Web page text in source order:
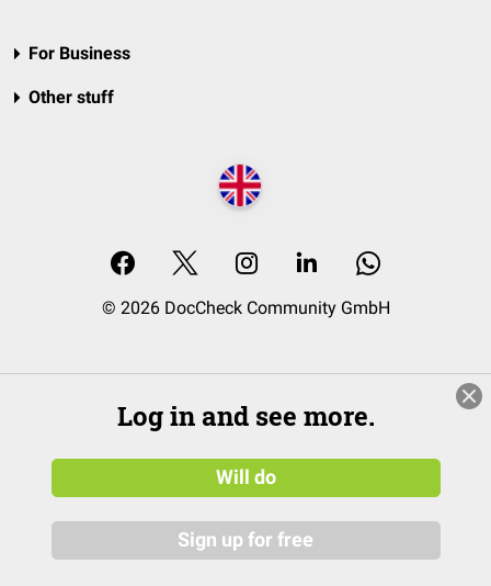
For Business
Other stuff
© 2026 DocCheck Community GmbH
Log in and see more.
Will do
Sign up for free